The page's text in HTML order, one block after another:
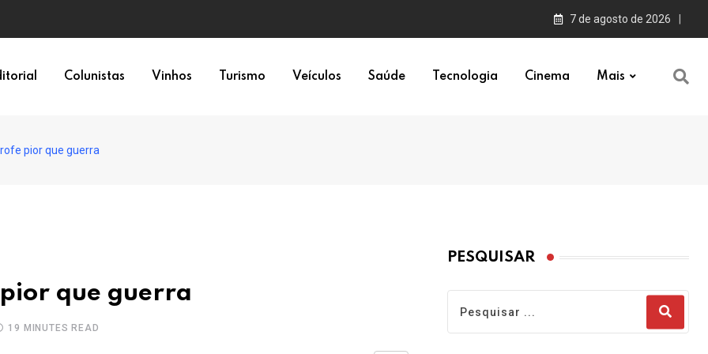
7 de agosto de 2026
Colunistas Vinhos Turismo Veículos Saúde Tecnologia Cinema Mais
pior que guerra
que guerra
19 MINUTES READ
PESQUISAR